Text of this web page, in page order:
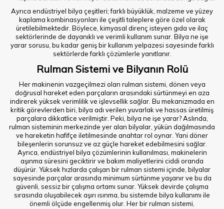
Ayrıca endüstriyel bilya çeşitleri; farklı büyüklük, malzeme ve yüzey
kaplama kombinasyonları ile çeşitli taleplere göre özel olarak
üretilebilmektedir. Böylece, kimyasal direnç isteyen gıda ve ilaç
sektörlerinde de dayanıklı ve verimli kullanım sunar. Bilya ne işe
yarar sorusu, bu kadar geniş bir kullanım yelpazesi sayesinde farklı
sektörlerde farklı çözümlerle yanıtlanır.
Rulman Sistemi ve Bilyanın Rolü
Her makinenin vazgeçilmezi olan rulman sistemi, dönen veya
doğrusal hareket eden parçaların arasındaki sürtünmeyi en aza
indirerek yüksek verimlilik ve işlevsellik sağlar. Bu mekanizmada en
kritik görevlerden biri, bilya adı verilen yuvarlak ve hassas üretilmiş
parçalara dikkatlice verilmiştir. Peki, bilya ne işe yarar? Aslında,
rulman sisteminin merkezinde yer alan bilyalar, yükün dağılmasında
ve hareketin hafifçe iletilmesinde anahtar rol oynar. Yani döner
bileşenlerin sorunsuz ve az güçle hareket edebilmesini sağlar.
Ayrıca, endüstriyel bilya çözümlerinin kullanılması, makinelerin
aşınma süresini geciktirir ve bakım maliyetlerini ciddi oranda
düşürür. Yüksek hızlarda çalışan bir rulman sistemi içinde, bilyalar
sayesinde parçalar arasında minimum sürtünme yaşanır ve bu da
güvenli, sessiz bir çalışma ortamı sunar. Yüksek devirde çalışma
sırasında oluşabilecek aşırı ısınma, bu sistemde bilya kullanımı ile
önemli ölçüde engellenmiş olur. Her bir rulman sistemi,